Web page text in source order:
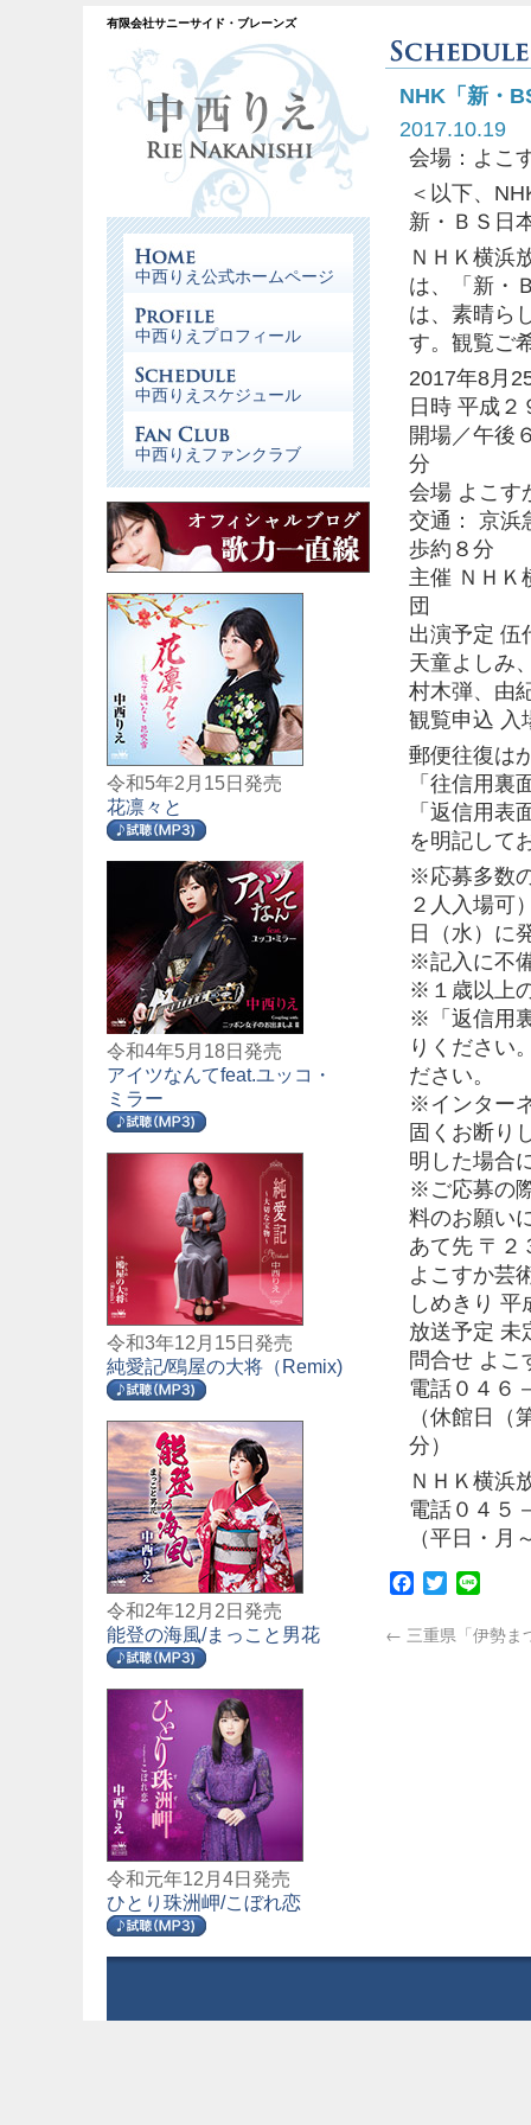
有限会社サニーサイド・ブレーンズ
NHK「新・
2017.10.19
会場：よこ
＜以下、
新・ＢＳ日
ＮＨＫ横浜
は、「新・
は、素晴ら
す。観覧ご
2017年8月
日時 平成２
開場／午後
分
会場 よこす
交通： 京浜
歩約８分
主催 ＮＨＫ
団
出演予定 伍
天童よしみ
村木弾、由
観覧申込 入
郵便往復は
「往信用
「返信用表
を明記して
※応募多数
２人入場可
日（水）に
※記入に不
※１歳以上
※「返信用
りください
ださい。
※インター
固くお断り
明した場合
※ご応募の
料のお願い
あて先 〒
よこすか芸
しめきり
放送予定 未
問合せ よこ
電話０４６
（休館日
分）
ＮＨＫ横浜
電話０４５
（平日・
Facebook
Twitter
← 三重県「伊勢ま
中西りえ公式ホームページ
中西りえプロフィール
中西りえスケジュール
中西りえファンクラブ
令和5年2月15日発売
花凛々と
令和4年5月18日発売
アイツなんてfeat.ユッコ・
ミラー
令和3年12月15日発売
純愛記/鴎屋の大将（Remix)
令和2年12月2日発売
能登の海風/まっこと男花
令和元年12月4日発売
ひとり珠洲岬/こぼれ恋